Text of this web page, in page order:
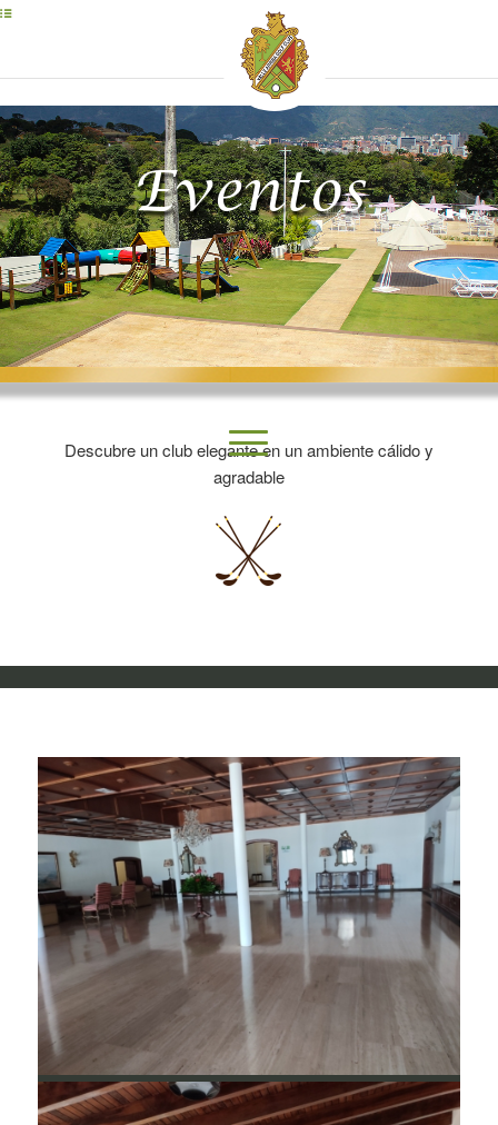
Eventos
Descubre un club elegante en un ambiente cálido y
agradable